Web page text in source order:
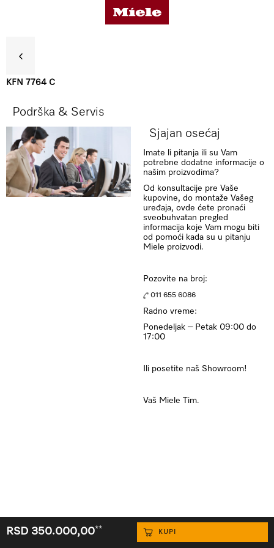
Detalji o proizvodu
Dodatna oprema
RSD 350.000,00** KUPI
KFN 7764 C
Podrška & Servis
Sjajan osećaj
Imate li pitanja ili su Vam
potrebne dodatne informacije o
našim proizvodima?
Od konsultacije pre Vaše
kupovine, do montaže Vašeg
uređaja, ovde ćete pronaći
sveobuhvatan pregled
informacija koje Vam mogu biti
od pomoći kada su u pitanju
Miele proizvodi.
Pozovite na broj:
011 655 6086
Radno vreme:
Ponedeljak – Petak 09:00 do
17:00
Ili posetite naš Showroom!
Vaš Miele Tim.